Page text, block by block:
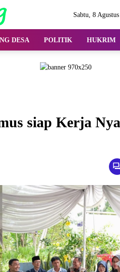
Sabtu, 8
DESA POLITIK HUKRIM
siap Kerja